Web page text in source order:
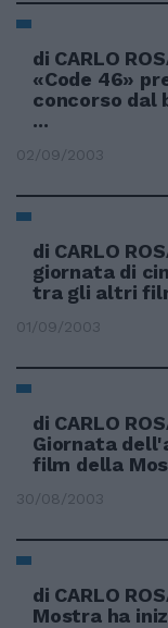
di CARLO
«Code 46»
concorso dal
...
02/09/2003
di CARLO
giornata di
tra gli altri
01/09/2003
di CARLO
Giornata
film della
30/08/2003
di CARLO
Mostra ha